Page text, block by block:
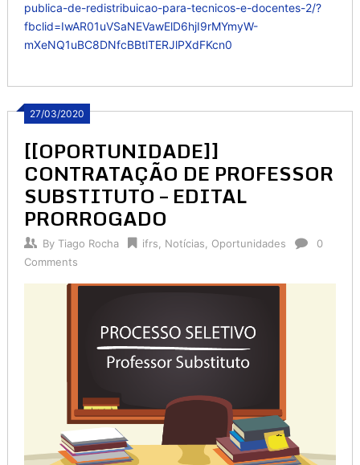
publica-de-redistribuicao-para-tecnicos-e-docentes-2/?
fbclid=IwAR01uVSaNEVawElD6hjI9rMYmyW-
mXeNQ1uBC8DNfcBBtlTERJlPXdFKcn0
27/03/2020
[[OPORTUNIDADE]]
CONTRATAÇÃO DE PROFESSOR
SUBSTITUTO – EDITAL
PRORROGADO
By Tiago Rocha ifrs Notícias Oportunidades
0
Comments